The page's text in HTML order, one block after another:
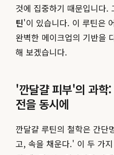
것에 집중하기 때문입니다.
틴'이 있습니다. 이 루틴은
완벽한 메이크업의 기반을
해 보겠습니다.
'깐달걀 피부'의 과학
전을 동시에
깐달걀 루틴의 철학은 간단
고, 속을 채운다.' 이 두 가